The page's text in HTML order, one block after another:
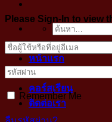
ค้นหา:
หน้าแรก
ขั้นตอนการเข้าคล
คอร์สเรียน
ติดต่อเรา
Please Sign-In to view
Remember Me